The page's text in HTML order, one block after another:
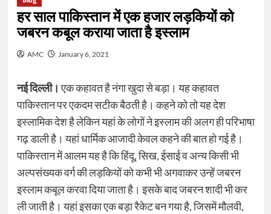
हर साल पाकिस्तान में एक हजार लड़कियों को
जबरन कबूल कराया जाता है इस्लाम
AMC January 6, 2021
नई दिल्ली। एक कहावत है नंगा खुदा से बड़ा। यह कहावत
पाकिस्तान पर एकदम सटीक बैठती है। कहने को तो यह देश
इस्लामिक देश है लेकिन यहां के लोगों ने इस्लाम की अलग ही परिभाषा
गढ़ डाली है। यहां धार्मिक आजादी केवल कहने की बात हो गई है।
पाकिस्तान में आलम यह है कि हिंदू, सिख, ईसाई व अन्य किसी भी
अल्पसंख्यक वर्ग की लड़कियों को कभी भी अगवाकर उन्हें जबरन
इस्लाम कबूल करवा दिया जाता है। इसके बाद जबरन शादी भी कर
ली जाती है। यहां इसका एक बड़ा रैकेट बन गया है, जिसमें मौलवी,